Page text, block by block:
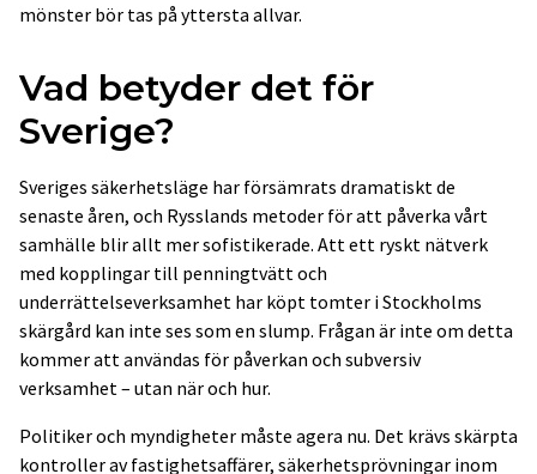
mönster bör tas på yttersta allvar.
Vad betyder det för
Sverige?
Sveriges säkerhetsläge har försämrats dramatiskt de
senaste åren, och Rysslands metoder för att påverka vårt
samhälle blir allt mer sofistikerade. Att ett ryskt nätverk
med kopplingar till penningtvätt och
underrättelseverksamhet har köpt tomter i Stockholms
skärgård kan inte ses som en slump. Frågan är inte om detta
kommer att användas för påverkan och subversiv
verksamhet – utan när och hur.
Politiker och myndigheter måste agera nu. Det krävs skärpta
kontroller av fastighetsaffärer, säkerhetsprövningar inom